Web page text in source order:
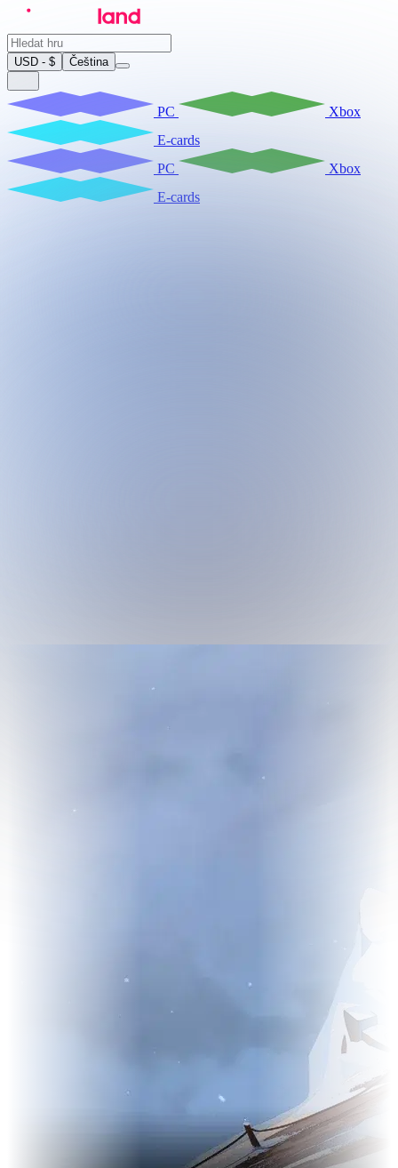
USD - $ Čeština
PC
Xbox
E-cards
PC
Xbox
E-cards